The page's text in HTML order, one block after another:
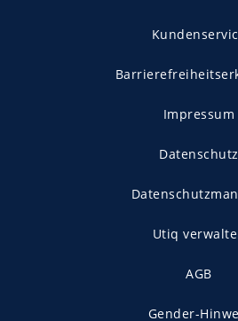
Impressum
Datenschutz
Utiq
AGB
Gender-